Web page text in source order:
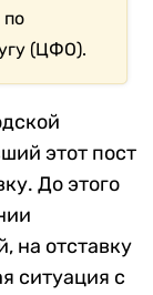
по
(ЦФО).
этот пост
До этого
на отставку
ситуация с